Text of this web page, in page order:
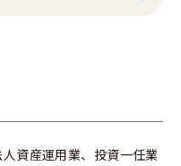
資産運用業、投資一任業